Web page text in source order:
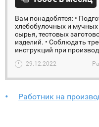
Вам понадобятся: •
хлебобулочных и мучных
сырья, тестовых
изделий. • Соблюдать
инструкций при
29.12.2022
Работник на